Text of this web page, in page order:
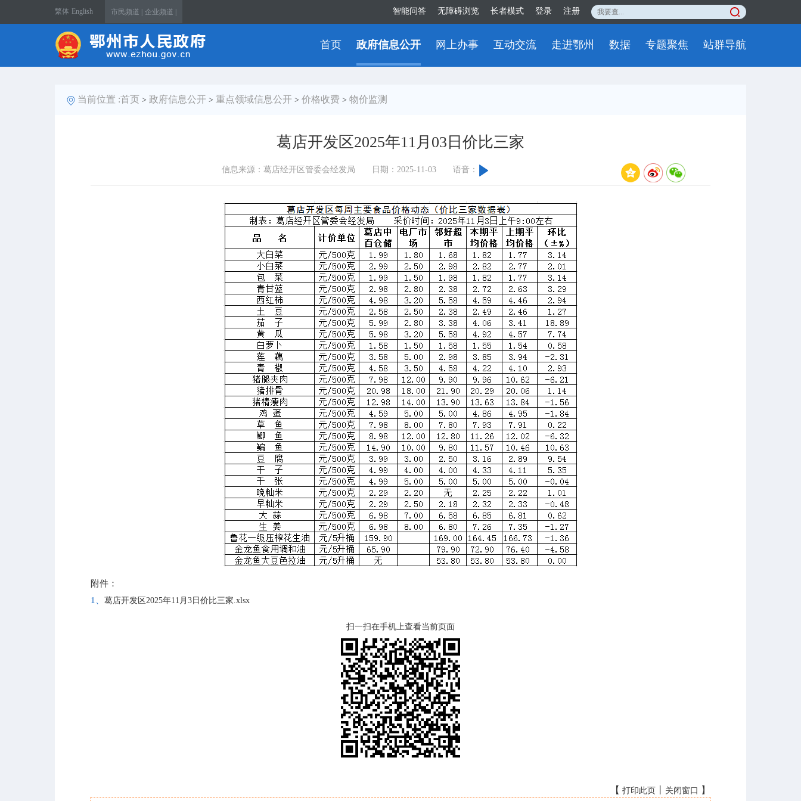
繁体 English 市民频道 | 企业频道 | 智能问答 无障碍浏览 长者模式 登录 注册
首页 政府信息公开 网上办事 互动交流 走进鄂州 数据 专题聚焦 站群导航
当前位置 :首页 > 政府信息公开 > 重点领域信息公开 > 价格收费 > 物价监测
葛店开发区2025年11月03日价比三家
信息来源：葛店经开区管委会经发局 日期：2025-11-03 语音：
附件：
1、 葛店开发区2025年11月3日价比三家.xlsx
扫一扫在手机上查看当前页面
【 打印此页 关闭窗口 】